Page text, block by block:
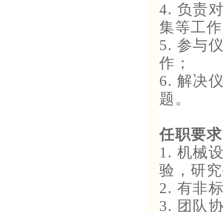
4. 负责
集等工
5. 参与
作；
6. 解决
题。
任职要
1. 机械
验，研
2. 有非
3. 团队